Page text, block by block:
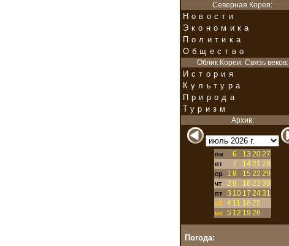
Северная Корея:
Новости
Экономика
Политика
Общество
Облик Кореи. Связь веков:
История
Культура
Природа
Туризм
Архив:
пн 6 13 2027
вт 7 1421 28
ср 1 8 15 22 29
чт 2 9 16 23 30
пт 3 10 17 2431
сб 4 11 18 25
вс 5 12 19 26
Погода: